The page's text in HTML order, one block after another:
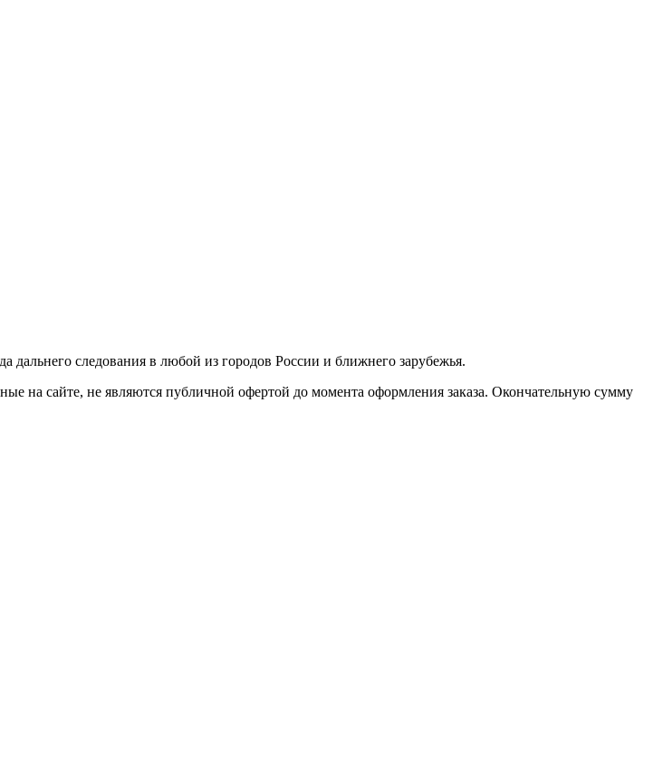
дальнего следования в любой из городов России и ближнего зарубежья.
на сайте, не являются публичной офертой до момента оформления заказа. Окончательную сумму